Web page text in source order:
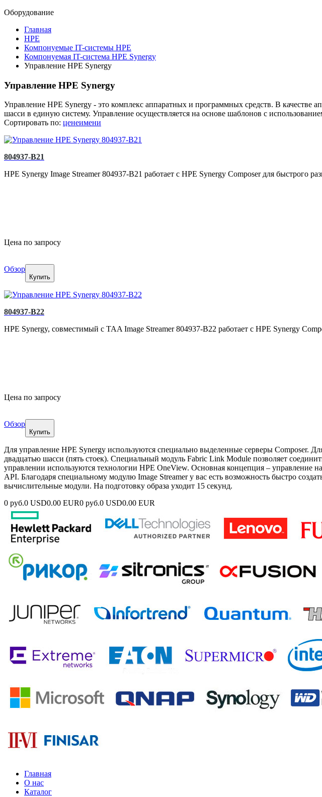
Оборудование
Главная
HPE
Компонуемые IT-системы HPE
Компонуемая IT-система HPE Synergy
Управление HPE Synergy
Управление HPE Synergy
Управление HPE Synergy - это комплекс аппаратных и программных средств. В качестве
шасси в единую систему. Управление осуществляется на основе шаблонов с
Сортировать по: ценеимени
804937-B21
HPE Synergy Image Streamer 804937-B21 работает с HPE Synergy Composer для быстрого
Цена по запросу
Обзор
Купить
804937-B22
HPE Synergy, совместимый с TAA Image Streamer 804937-B22 работает с HPE Synergy
Цена по запросу
Обзор
Купить
Для управление HPE Synergy используются специально выделенные серверы Composer.
двадцатью шасси (пять стоек). Специальный модуль Fabric Link Module позволяет
управлении используются технологии HPE OneView. Основная концепция –
API. Благодаря специальному модулю Image Streamer у вас есть возможность быстро
вычислительные модули. На подготовку образа уходит 15 секунд.
0 руб.0 USD0.00 EUR0 руб.0 USD0.00 EUR
Главная
О нас
Каталог